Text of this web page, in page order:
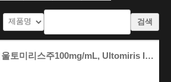
검색
울토미리스주100mg/mL, Ultomiris Inje..